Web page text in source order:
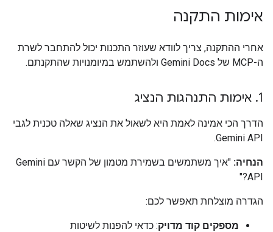
אימות התקנה
אחרי ההתקנה, צריך לוודא שעוזר התכנות יכול להתחבר לשרת
ה-MCP של Gemini Docs ולהשתמש במיומנויות שהתקנתם.
1
. אימות התנהגות הנציג
הדרך הכי אמינה לאמת היא לשאול את הנציג שאלה טכנית לגבי
Gemini API.
הנחיה:
"איך משתמשים בשמירת מטמון של הקשר עם Gemini
API?"
הגדרה מוצלחת תאפשר לכם:
מספקים קוד מדויק: כדאי להפנות לשיטות